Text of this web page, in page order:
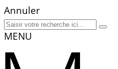
Annuler
MENU